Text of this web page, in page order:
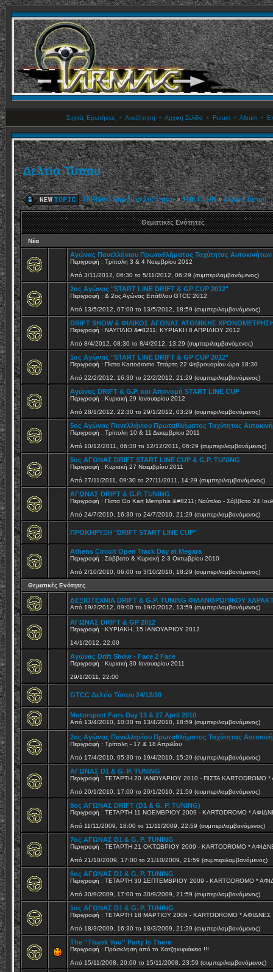
Συχνές Ερωτήσεις • Αναζήτηση • Αρχική Σελίδα• Forum• Album•
Δελτία Τύπου
TARMAC Δημόσια Συζήτηση»THE CLUB»Δελτία Τύπου
Θεματικές Ενότητες
Νέα
Αγώνας Πανελλήνιου Πρωταθλήματος Ταχύτητας Αυτοκινήτων
Περιγραφή : Τρίπολη 3 & 4 Νοεμβρίου 2012
Από 3/11/2012, 06:30 το 5/11/2012, 06:29 (συμπεριλαμβανόμενος)
2ος Αγώνας "START LINE DRIFT & GP CUP 2012"
Περιγραφή : & 2ος Αγώνας Επάθλου GTCC 2012
Από 13/5/2012, 07:00 το 13/5/2012, 18:59 (συμπεριλαμβανόμενος)
DRIFT SHOW & ΦΙΛΙΚΟΣ ΑΓΩΝΑΣ ΑΤΟΜΙΚΗΣ
Περιγραφή : ΝΑΥΠΛΙΟ &#8211; ΚΥΡΙΑΚΗ 8 ΑΠΡΙΛΙΟΥ 2012
Από 8/4/2012, 08:30 το 8/4/2012, 13:29 (συμπεριλαμβανόμενος)
1ος Αγώνας "START LINE DRIFT & GP CUP 2012"
Περιγραφή : Πίστα Kartodromo Τετάρτη 22 Φεβρουαρίου ώρα 18:30
Από 22/2/2012, 16:30 το 22/2/2012, 21:29 (συμπεριλαμβανόμενος)
Αγώνας DRIFT & G.P. και Απονομή START LINE CUP
Περιγραφή : Κυριακή 29 Ιανουαρίου 2012
Από 28/1/2012, 22:30 το 29/1/2012, 03:29 (συμπεριλαμβανόμενος)
5ος Αγώνας Πανελλήνιου Πρωταθλήματος Ταχύτητας
Περιγραφή : Τρίπολη 10 & 11 Δεκεμβρίου 2011
Από 10/12/2011, 06:30 το 12/12/2011, 06:29 (συμπεριλαμβανόμενος)
5ος ΑΓΩΝΑΣ DRIFT START LINE CUP & G.P. TUNING
Περιγραφή : Κυριακή 27 Νοεμβρίου 2011
Από 27/11/2011, 09:30 το 27/11/2011, 14:29 (συμπεριλαμβανόμενος)
ΑΓΩΝΑΣ DRIFT & G.P. TUNING
Περιγραφή : Πίστα Go Kart Memphis &#8211; Ναύπλιο - Σάββατο 24
Από 24/7/2010, 16:30 το 24/7/2010, 21:29 (συμπεριλαμβανόμενος)
ΠΡΟΚΗΡΥΞΗ "DRIFT START LINE CUP"
Athens Circuit Open Track Day at Megara
Περιγραφή : Σάββατο & Κυριακή 2-3 Οκτωβρίου 2010
Από 2/10/2010, 06:00 το 3/10/2010, 18:29 (συμπεριλαμβανόμενος)
Θεματικές Ενότητες
ΔΕΞΙΟΤΕΧΝΙΑ DRIFT & G.P. TUNING ΦΙΛΑΝΘΡΩΠΙΚΟΥ
Από 19/2/2012, 09:00 το 19/2/2012, 13:59 (συμπεριλαμβανόμενος)
ΑΓΩΝΑΣ DRIFT & GP 2012
Περιγραφή : ΚΥΡΙΑΚΗ, 15 ΙΑΝΟΥΑΡΙΟΥ 2012
14/1/2012, 22:00
Αγώνας Drift Show - Face 2 Face
Περιγραφή : Κυριακή 30 Ιανουαρίου 2011
29/1/2011, 22:00
GTCC Δελτίο Τύπου 24/12/10
Motorsport Fans Day 13 & 27 April 2010
Από 13/4/2010, 10:30 το 13/4/2010, 18:59 (συμπεριλαμβανόμενος)
2ος Αγώνας Πανελληνίου Πρωταθλήματος Ταχύτητας
Περιγραφή : Τρίπολη - 17 & 18 Απριλίου
Από 17/4/2010, 05:30 το 19/4/2010, 15:29 (συμπεριλαμβανόμενος)
ΑΓΩΝΑΣ D1 & G. P. TUNING
Περιγραφή : ΤΕΤΑΡΤΗ 20 ΙΑΝΟΥΑΡΙΟΥ 2010 - ΠΙΣΤΑ KARTODROMO
Από 20/1/2010, 17:00 το 20/1/2010, 21:59 (συμπεριλαμβανόμενος)
8ος ΑΓΩΝΑΣ DRIFT (D1 & G. P. TUNING)
Περιγραφή : ΤΕΤΑΡΤΗ 11 ΝΟΕΜΒΡΙΟΥ 2009 - KARTODROMO *
Από 11/11/2009, 18:00 το 11/11/2009, 22:59 (συμπεριλαμβανόμενος)
7ος ΑΓΩΝΑΣ D1 & G. P. TUNING
Περιγραφή : ΤΕΤΑΡΤΗ 21 ΟΚΤΩΒΡΙΟΥ 2009 - KARTODROMO *
Από 21/10/2009, 17:00 το 21/10/2009, 21:59 (συμπεριλαμβανόμενος)
6ος ΑΓΩΝΑΣ D1 & G. P. TUNING
Περιγραφή : ΤΕΤΑΡΤΗ 30 ΣΕΠΤΕΜΒΡΙΟΥ 2009 - KARTODROMO *
Από 30/9/2009, 17:00 το 30/9/2009, 21:59 (συμπεριλαμβανόμενος)
1ος ΑΓΩΝΑΣ D1 & G. P. TUNING
Περιγραφή : ΤΕΤΑΡΤΗ 18 ΜΑΡΤΙΟΥ 2009 - KARTODROMO * AΦΙΔΝΕΣ
Από 18/3/2009, 16:30 το 18/3/2009, 21:29 (συμπεριλαμβανόμενος)
The ''Thank You'' Party Is There
Περιγραφή : Πρόσκληση από το Χατζηκυριάκειο !!!
Από 15/11/2008, 20:00 το 15/11/2008, 23:59 (συμπεριλαμβανόμενος)